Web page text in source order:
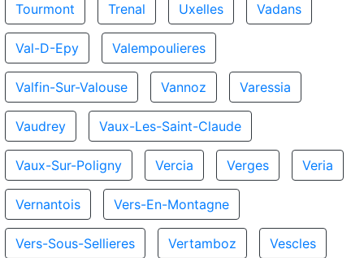
Tourmont Trenal Uxelles Vadans
Val-D-Epy Valempoulieres
Valfin-Sur-Valouse Vannoz Varessia
Vaudrey Vaux-Les-Saint-Claude
Vaux-Sur-Poligny Vercia Verges Veria
Vernantois Vers-En-Montagne
Vers-Sous-Sellieres Vertamboz Vescles